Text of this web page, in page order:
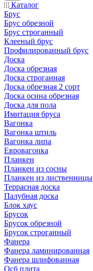
Каталог
Брус
Брус обрезной
Брус строганный
Клееный брус
Профилированный брус
Доска
Доска обрезная
Доска строганная
Доска обрезная 2 сорт
Доска осина обрезная
Доска для пола
Имитация бруса
Вагонка
Вагонка штиль
Вагонка липа
Евровагонка
Планкен
Планкен из сосны
Планкен из лиственницы
Террасная доска
Палубная доска
Блок хаус
Брусок
Брусок обрезной
Брусок строганный
Фанера
Фанера ламинированная
Фанера шлифованная
Осб плита